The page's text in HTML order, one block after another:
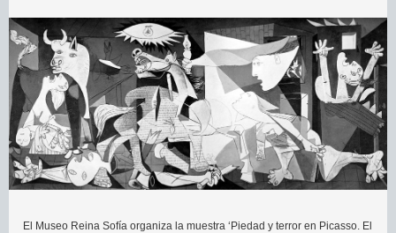
El Museo Reina Sofía organiza la muestra ‘Piedad y terror en Picasso. El